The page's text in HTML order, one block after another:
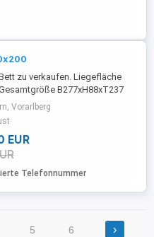
zu verkaufen. Liegefläche
B277xH88xT237
am Fußende. Mit Matrazen
Ich bitte um ernsthafte
AB 1. AUGUST!!! Möglichkeit
mit passenden
zu kaufen. Siehe weitere
Vorarlberg
EUR
Telefonnummer
5 6 ›